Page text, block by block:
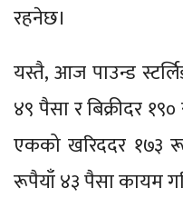
रहनेछ।
यस्तै, आज पाउन्ड
४९ पैसा र बिक्रीदर
एकको खरिददर १७३
रूपैयाँ ४३ पैसा कायम